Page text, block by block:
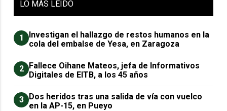
LO MÁS LEIDO
1
Investigan el hallazgo de restos humanos en la
cola del embalse de Yesa, en Zaragoza
2 Fallece Oihane Mateos, jefa de Informativos
Digitales de EITB, a los 45 años
3 Dos heridos tras una salida de vía con vuelco
en la AP-15, en Pueyo